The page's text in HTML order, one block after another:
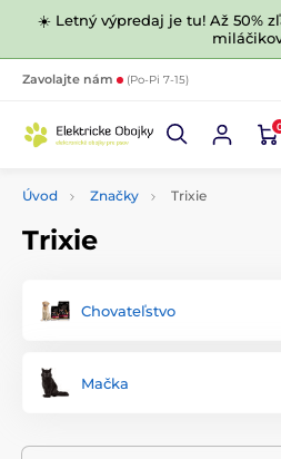
☀️ Letný výpredaj je tu! Až 50%
Zavolajte nám (Po-Pi 7-15)
Úvod Značky Trixie
Trixie
Chovateľstvo
Mačka